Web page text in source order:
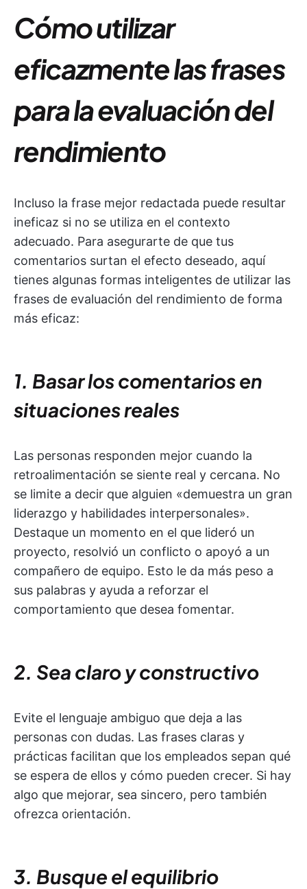
Cómo utilizar
eficazmente las frases
para la evaluación del
rendimiento
Incluso la frase mejor redactada puede resultar
ineficaz si no se utiliza en el contexto
adecuado. Para asegurarte de que tus
comentarios surtan el efecto deseado, aquí
tienes algunas formas inteligentes de utilizar las
frases de evaluación del rendimiento de forma
más eficaz:
1. Basar los comentarios en
situaciones reales
Las personas responden mejor cuando la
retroalimentación se siente real y cercana. No
se limite a decir que alguien «demuestra un gran
liderazgo y habilidades interpersonales».
Destaque un momento en el que lideró un
proyecto, resolvió un conflicto o apoyó a un
compañero de equipo. Esto le da más peso a
sus palabras y ayuda a reforzar el
comportamiento que desea fomentar.
2. Sea claro y constructivo
Evite el lenguaje ambiguo que deja a las
personas con dudas. Las frases claras y
prácticas facilitan que los empleados sepan qué
se espera de ellos y cómo pueden crecer. Si hay
algo que mejorar, sea sincero, pero también
ofrezca orientación.
3. Busque el equilibrio